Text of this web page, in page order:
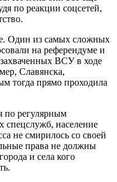
по реакции соцсетей,
Один из самых сложных
на референдуме и
ВСУ в ходе
Славянска,
тогда прямо проходила
по регулярным
спецслужб, население
не смирилось со своей
права не должны
и села кого